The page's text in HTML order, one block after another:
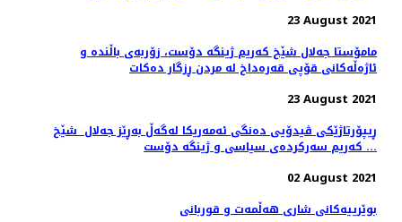
23 August 2021
مامۆستا جەلال شێخ کەریم ژینگە دۆست، زۆربەی باڵندە و
ئاژەڵەکانی قۆپی قەرەداخ لە مردن ڕزگار دەکات
23 August 2021
ڕیپۆرتاژێکی ڤیدۆیی دەنگی ئەمەریکا لەگەڵ بەڕێز جەلال شێخ
کەریم سەرکردەی سیاسی و ژینگە دۆست ...
02 August 2021
بوێرییەکانی شاری هەڵمەت و قوربانی